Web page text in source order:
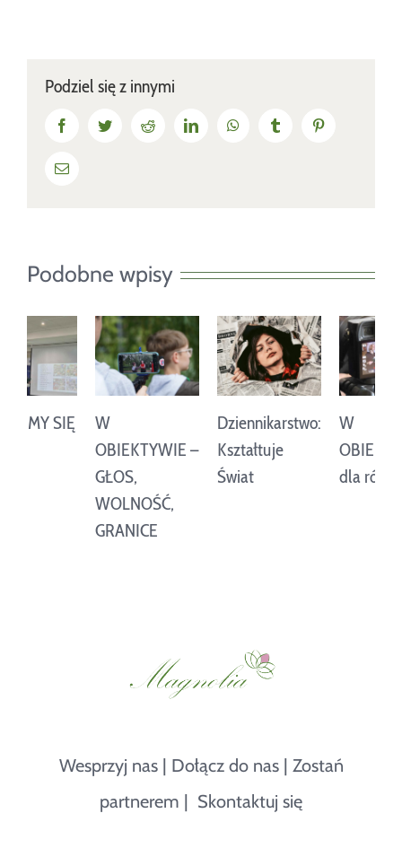
Podziel się z innymi
FacebookTwitterReddit LinkedIn WhatsAppTumblr
Email
Podobne wpisy
W
OBIEKTYWIE –
WOLNOŚĆ,
Dziennikarstwo:
Kształtuje
W
OBIEKTYWIE –
dla równości
Wesprzyj nas| Dołącz do nas| Zostań
partnerem | Skontaktuj się